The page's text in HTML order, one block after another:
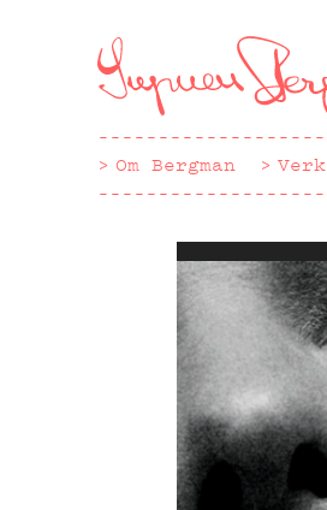
huvudinnehåll
Om Bergman Verk